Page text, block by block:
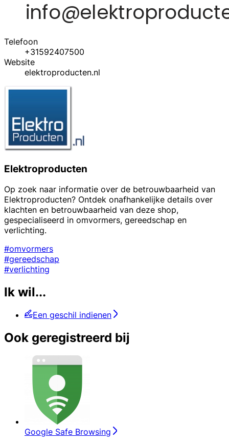
Telefoon
+31592407500
Website
elektroproducten.nl
Elektroproducten
Op zoek naar informatie over de betrouwbaarheid van
Elektroproducten? Ontdek onafhankelijke details over
klachten en betrouwbaarheid van deze shop,
gespecialiseerd in omvormers, gereedschap en
verlichting.
#omvormers
#gereedschap
#verlichting
Ik wil...
Een geschil indienen
Ook geregistreerd bij
Google Safe Browsing